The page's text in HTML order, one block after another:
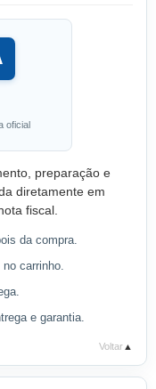
oficial
preparação e
diretamente em
fiscal.
da compra.
carrinho.
e garantia.
Voltar ▲